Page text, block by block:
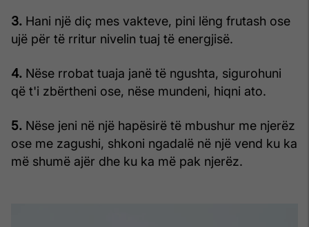
3. Hani një diç mes vakteve, pini lëng frutash ose
ujë për të rritur nivelin tuaj të energjisë.
4. Nëse rrobat tuaja janë të ngushta, sigurohuni
që t'i zbërtheni ose, nëse mundeni, hiqni ato.
5. Nëse jeni në një hapësirë të mbushur me njerëz
ose me zagushi, shkoni ngadalë në një vend ku ka
më shumë ajër dhe ku ka më pak njerëz.